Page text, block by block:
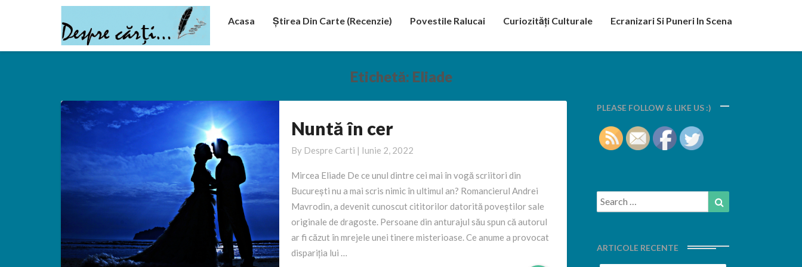
Acasa Știrea Din Carte (recenzie) Povestile Ralucai Curiozități Culturale Ecranizari Si Puneri In Scena
Etichetă: Eliade
Nuntă
cer
Nuntă în cer
By Despre Carti | Iunie 2, 2022
Mircea Eliade De ce unul dintre cei mai în vogă scriitori din
București nu a mai scris nimic în ultimul an? Romancierul Andrei
Mavrodin, a devenit cunoscut cititorilor datorită poveștilor sale
originale de dragoste. Persoane din anturajul său spun că autorul
ar fi căzut în mrejele unei tinere misterioase. Ce anume a provocat
dispariția lui …
PLEASE FOLLOW & LIKE US :)
Search
for:
ARTICOLE RECENTE